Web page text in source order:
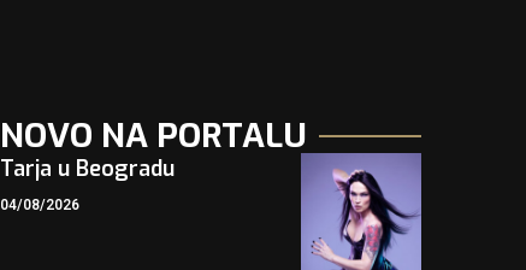
NOVO NA PORTALU
Tarja u Beogradu
04/08/2026